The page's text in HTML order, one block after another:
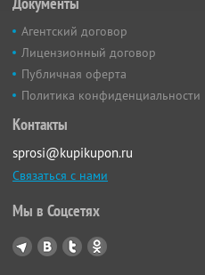
Агентский договор
Лицензионный договор
Публичная оферта
Политика конфиденциальности
Контакты
sprosi@kupikupon.ru
Связаться с нами
Мы в Соцсетях